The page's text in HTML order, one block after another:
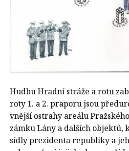
Hudbu Hradní stráže a rotu
roty 1. a 2. praporu jsou
vnější ostrahy areálu
zámku Lány a dalších objektů,
sídly prezidenta republiky a